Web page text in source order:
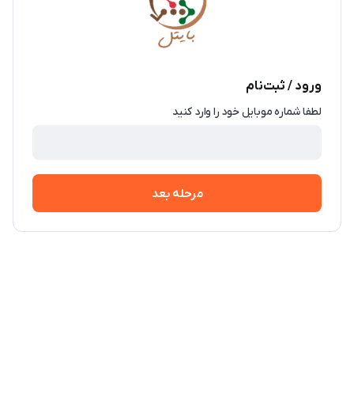
ورود / ثبت‌نام
لطفا شماره موبایل خود را وارد کنید
مرحله بعد